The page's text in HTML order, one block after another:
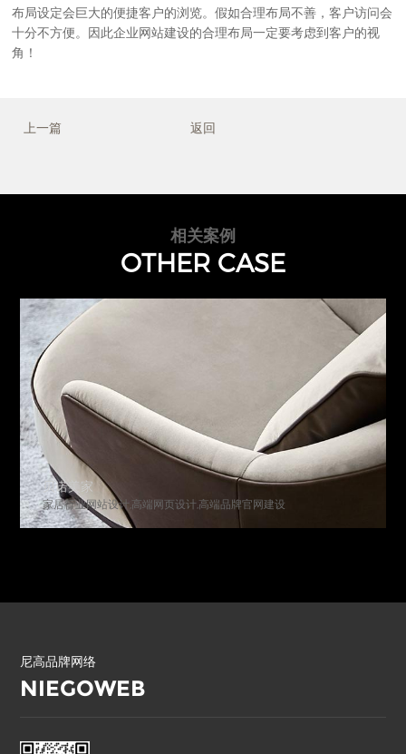
布局设定会巨大的便捷客户的浏览。假如合理布局不善，客户访问会
十分不方便。因此企业网站建设的合理布局一定要考虑到客户的视
角！
上一篇 返回
相关案例
OTHER CASE
网建设
新合源热传输科技
制造业官网设计,高端网站制作
尼高品牌网络
NIEGOWEB